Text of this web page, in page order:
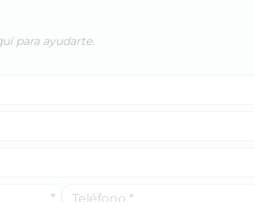
para ayudarte.